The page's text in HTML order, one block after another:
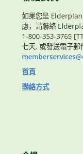
如果您是
慮，請聯絡
1-800-353-3765
七天, 或發送電子郵
首頁
聯絡方式